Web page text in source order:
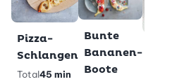
Pizza-
Schlangen
Total45 min
Bunte
Bananen-
Boote